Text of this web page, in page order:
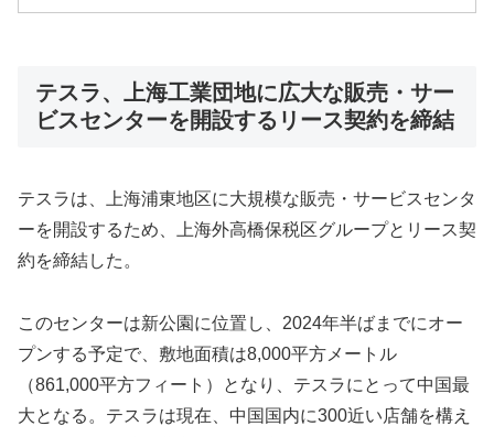
テスラ、上海工業団地に広大な販売・サー
ビスセンターを開設するリース契約を締結
テスラは、上海浦東地区に大規模な販売・サービスセンタ
ーを開設するため、上海外高橋保税区グループとリース契
約を締結した。
このセンターは新公園に位置し、2024年半ばまでにオー
プンする予定で、敷地面積は8,000平方メートル
（861,000平方フィート）となり、テスラにとって中国最
大となる。テスラは現在、中国国内に300近い店舗を構え